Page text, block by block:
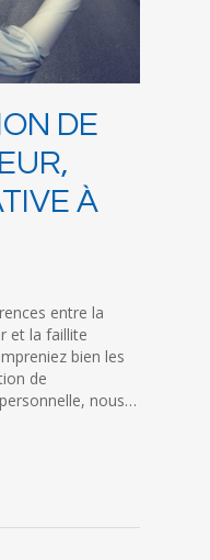
DE
À
entre la
et la faillite
bien les
de
nous…